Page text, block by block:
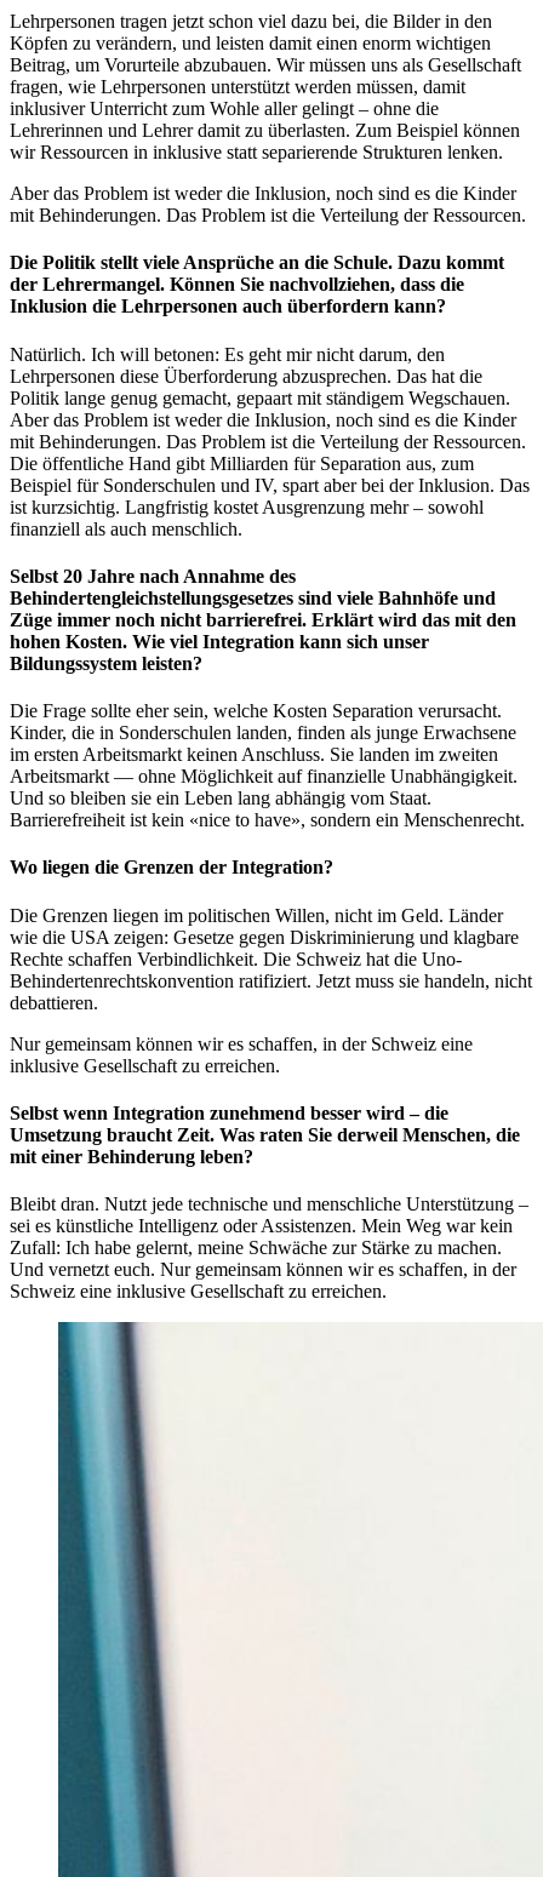
Lehrpersonen tragen jetzt schon viel dazu bei, die Bilder in den
Köpfen zu verändern, und leisten damit einen enorm wichtigen
Beitrag, um Vorurteile abzubauen. Wir müssen uns als Gesellschaft
fragen, wie Lehrpersonen unterstützt werden müssen, damit
inklusiver Unterricht zum Wohle aller gelingt – ohne die
Lehrerinnen und Lehrer damit zu überlasten. Zum Beispiel können
wir Ressourcen in inklusive statt separierende Strukturen lenken.
Aber das Problem ist weder die Inklusion, noch sind es die Kinder
mit Behinderungen. Das Problem ist die Verteilung der Ressourcen.
Die Politik stellt viele Ansprüche an die Schule. Dazu kommt
der Lehrermangel. Können Sie nachvollziehen, dass die
Inklusion die Lehrpersonen auch überfordern kann?
Natürlich. Ich will betonen: Es geht mir nicht darum, den
Lehrpersonen diese Überforderung abzusprechen. Das hat die
Politik lange genug gemacht, gepaart mit ständigem Wegschauen.
Aber das Problem ist weder die Inklusion, noch sind es die Kinder
mit Behinderungen. Das Problem ist die Verteilung der Ressourcen.
Die öffentliche Hand gibt Milliarden für Separation aus, zum
Beispiel für Sonderschulen und IV, spart aber bei der Inklusion. Das
ist kurzsichtig. Langfristig kostet Ausgrenzung mehr – sowohl
finanziell als auch menschlich.
Selbst 20 Jahre nach Annahme des
Behindertengleichstellungsgesetzes sind viele Bahnhöfe und
Züge immer noch nicht barrierefrei. Erklärt wird das mit den
hohen Kosten. Wie viel Integration kann sich unser
Bildungssystem leisten?
Die Frage sollte eher sein, welche Kosten Separation verursacht.
Kinder, die in Sonderschulen landen, finden als junge Erwachsene
im ersten Arbeitsmarkt keinen Anschluss. Sie landen im zweiten
Arbeitsmarkt — ohne Möglichkeit auf finanzielle Unabhängigkeit.
Und so bleiben sie ein Leben lang abhängig vom Staat.
Barrierefreiheit ist kein «nice to have», sondern ein Menschenrecht.
Wo liegen die Grenzen der Integration?
Die Grenzen liegen im politischen Willen, nicht im Geld. Länder
wie die USA zeigen: Gesetze gegen Diskriminierung und klagbare
Rechte schaffen Verbindlichkeit. Die Schweiz hat die Uno-
Behindertenrechtskonvention ratifiziert. Jetzt muss sie handeln, nicht
debattieren.
Nur gemeinsam können wir es schaffen, in der Schweiz eine
inklusive Gesellschaft zu erreichen.
Selbst wenn Integration zunehmend besser wird – die
Umsetzung braucht Zeit. Was raten Sie derweil Menschen, die
mit einer Behinderung leben?
Bleibt dran. Nutzt jede technische und menschliche Unterstützung –
sei es künstliche Intelligenz oder Assistenzen. Mein Weg war kein
Zufall: Ich habe gelernt, meine Schwäche zur Stärke zu machen.
Und vernetzt euch. Nur gemeinsam können wir es schaffen, in der
Schweiz eine inklusive Gesellschaft zu erreichen.